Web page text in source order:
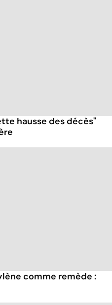
hausse des décès"
comme remède :